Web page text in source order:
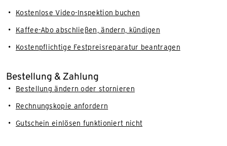
Kostenlose Video-Inspektion buchen
Kaffee-Abo abschließen, ändern, kündigen
Kostenpflichtige Festpreisreparatur beantragen
Bestellung & Zahlung
Bestellung ändern oder stornieren
Rechnungskopie anfordern
Gutschein einlösen funktioniert nicht